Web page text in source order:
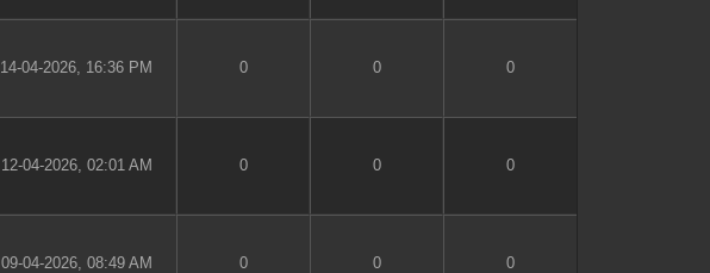
14-04-2026, 16:36 PM 0 0 0
12-04-2026, 02:01 AM 0 0 0
09-04-2026, 08:49 AM 0 0 0